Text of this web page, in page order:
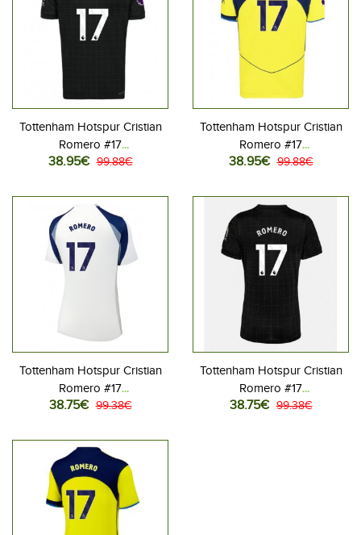
Tottenham Hotspur Cristian
Romero #17
Jalkapallovaatteet Vieraspaita
38.95€ 99.88€
Tottenham Hotspur Cristian
Romero #17
Jalkapallovaatteet
Lyhythihainen
38.95€ 99.88€
Tottenham Hotspur Cristian
Romero #17
Jalkapallovaatteet Naisten
Lyhythihainen
38.75€ 99.38€
Tottenham Hotspur Cristian
Romero #17
Jalkapallovaatteet Naisten
38.75€ 99.38€